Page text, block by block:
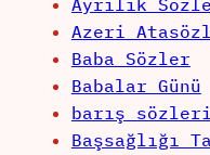
Ayrılık
Azeri
Baba Sözler
Babalar Günü
barış sözleri
Başsağlığı